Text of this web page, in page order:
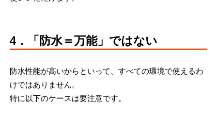
4．「防水＝万能」ではない
防水性能が高いからといって、すべての環境で使えるわ
けではありません。
特に以下のケースは要注意です。